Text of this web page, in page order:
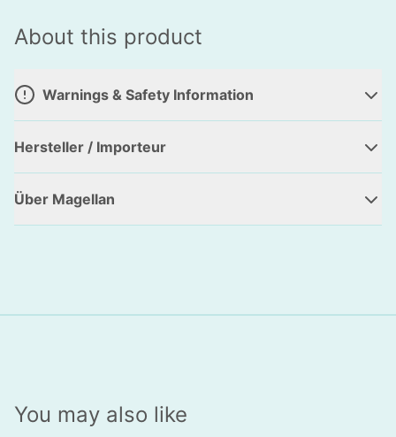
About this product
Warnings & Safety Information
Hersteller / Importeur
Über Magellan
You may also like